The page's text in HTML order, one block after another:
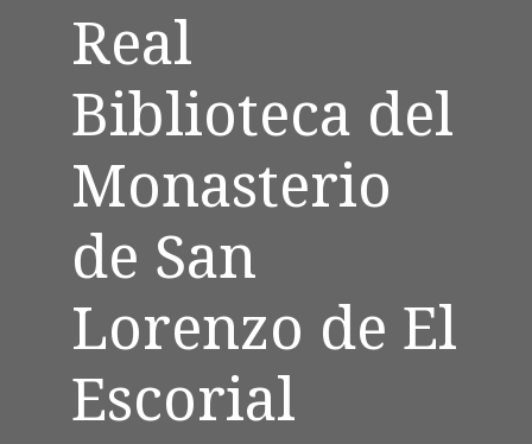
Real
Biblioteca del
Monasterio
de San
Lorenzo de El
Escorial